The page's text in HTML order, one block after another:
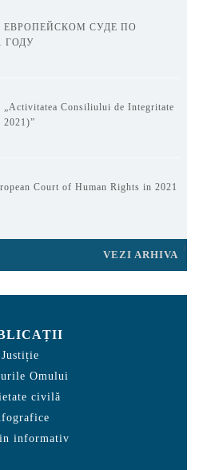
СУДЕ ПО
ГОДУ
Consiliului de Integritate
2021)”
Court of Human Rights in 2021
VEZI ARHIVA
Justiție
Omului
civilă
informativ